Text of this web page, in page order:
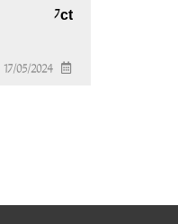
7ct
17/05/2024